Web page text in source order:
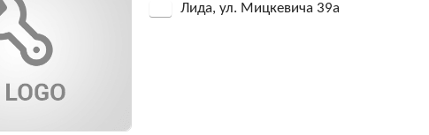
Лида, ул. Мицкевича 39а